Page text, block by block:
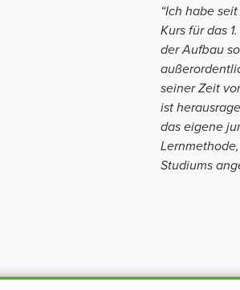
“Ich habe
Kurs für das
der Aufbau
seiner Zeit
ist
das eigene
Studiums